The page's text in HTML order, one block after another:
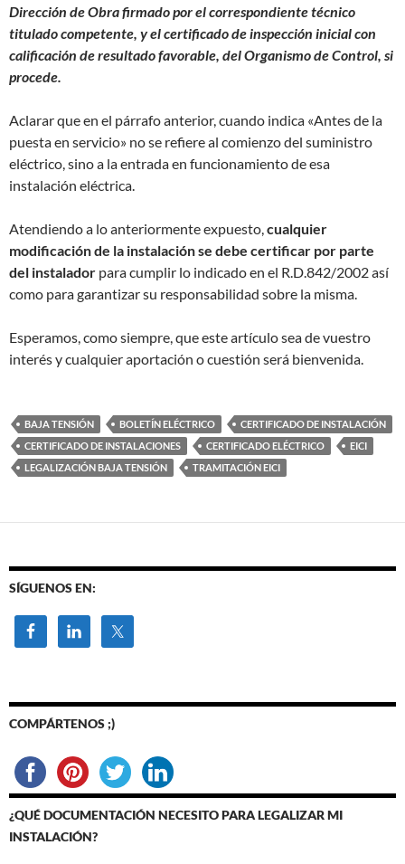
Dirección de Obra firmado por el correspondiente técnico
titulado competente, y el certificado de inspección inicial con
calificación de resultado favorable, del Organismo de Control, si
procede.
Aclarar que en el párrafo anterior, cuando indica «Antes de la
puesta en servicio» no se refiere al comienzo del suministro
eléctrico, sino a la entrada en funcionamiento de esa
instalación eléctrica.
Atendiendo a lo anteriormente expuesto,cualquier
modificación de la instalación se debe certificar por parte
del instalador para cumplir lo indicado en el R.D.842/2002 así
como para garantizar su responsabilidad sobre la misma.
Esperamos, como siempre, que este artículo sea de vuestro
interés y cualquier aportación o cuestión será bienvenida.
BAJA TENSIÓN BOLETÍN ELÉCTRICO
CERTIFICADO DE INSTALACIÓN
CERTIFICADO DE INSTALACIONES
CERTIFICADO ELÉCTRICO
EICI
LEGALIZACIÓN BAJA TENSIÓN
TRAMITACIÓN EICI
SÍGUENOS EN:
COMPÁRTENOS ;)
¿QUÉ DOCUMENTACIÓN NECESITO PARA LEGALIZAR MI
INSTALACIÓN?